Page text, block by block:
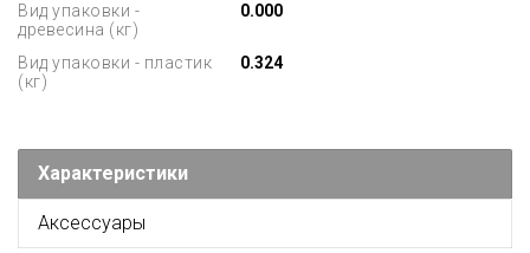
Вид упаковки -
древесина (кг)
0.000
Вид упаковки - пластик
(кг)
0.324
Характеристики
Аксессуары